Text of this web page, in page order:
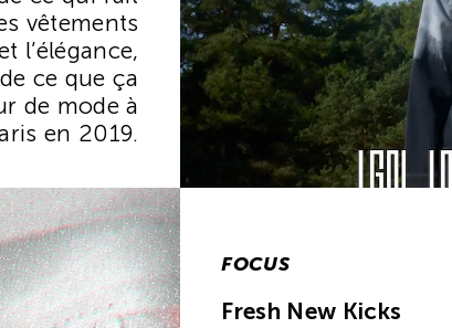
vêtements
l’élégance,
ce que ça
de mode à
en 2019.
FOCUS
Fresh New Kicks